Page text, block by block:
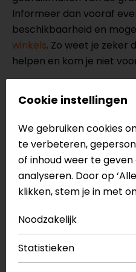
Informeer dan vooraf
beschikbaarheid en
winkels. Zo weet je zeker
helpen en kom je niet
Specificaties van
Bluetooth
Bluetooth 5.1
800 m range
Ondersteunt maximaal
2-way intercom
Cookie instellingen
We gebruiken cookies
te verbeteren,
of inhoud weer te
analyseren. Door op
klikken, stem je in met
Noodzakelijk
Statistieken